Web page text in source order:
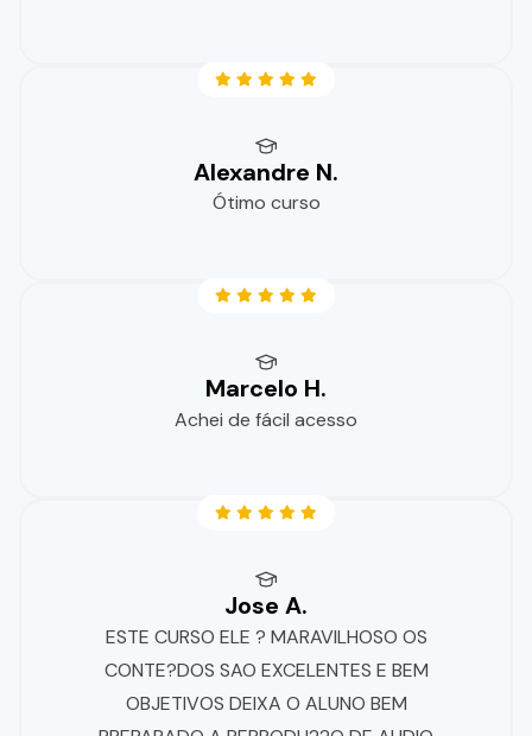
Alexandre N.
Ótimo curso
Marcelo H.
Achei de fácil acesso
Jose A.
ESTE CURSO ELE ? MARAVILHOSO OS
CONTE?DOS SAO EXCELENTES E BEM
OBJETIVOS DEIXA O ALUNO BEM